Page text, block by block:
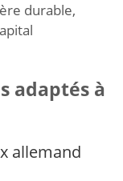
durable,
adaptés à
allemand